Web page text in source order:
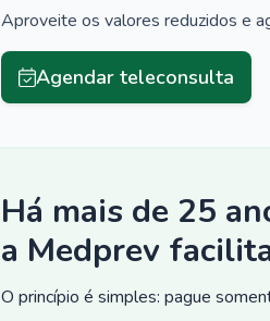
Aproveite os valores reduzidos e
Agendar teleconsulta
Há mais de 25
a Medprev
O princípio é simples: pague